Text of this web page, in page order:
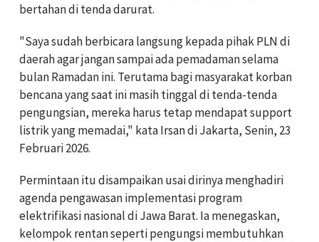
bertahan di tenda darurat.
"Saya sudah berbicara langsung kepada pihak PLN di
daerah agar jangan sampai ada pemadaman selama
bulan Ramadan ini. Terutama bagi masyarakat korban
bencana yang saat ini masih tinggal di tenda-tenda
pengungsian, mereka harus tetap mendapat support
listrik yang memadai," kata Irsan di Jakarta, Senin, 23
Februari 2026.
Permintaan itu disampaikan usai dirinya menghadiri
agenda pengawasan implementasi program
elektrifikasi nasional di Jawa Barat. Ia menegaskan,
kelompok rentan seperti pengungsi membutuhkan